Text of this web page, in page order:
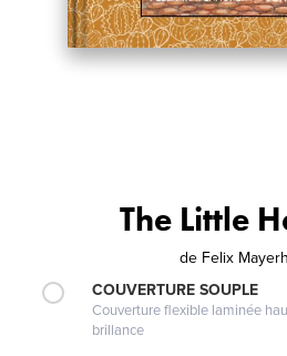
The Little
de Felix
COUVERTURE SOUPLE
Couverture flexible laminée
brillance